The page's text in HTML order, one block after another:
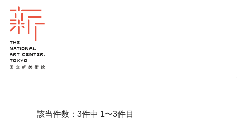
該当件数：3件中 1〜3件目